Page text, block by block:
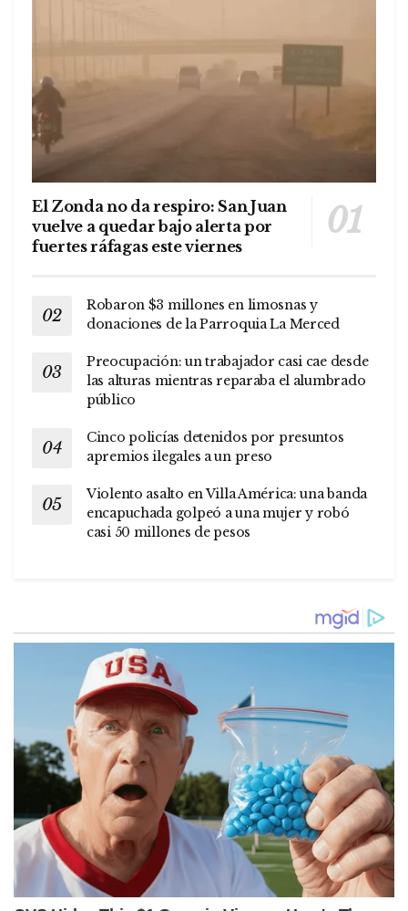
El Zonda no da respiro: San Juan
vuelve a quedar bajo alerta por
fuertes ráfagas este viernes
Robaron $3 millones en limosnas y
donaciones de la Parroquia La Merced
Preocupación: un trabajador casi cae desde
las alturas mientras reparaba el alumbrado
público
Cinco policías detenidos por presuntos
apremios ilegales a un preso
Violento asalto en Villa América: una banda
encapuchada golpeó a una mujer y robó
casi 50 millones de pesos